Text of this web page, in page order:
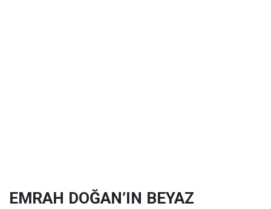
EMRAH DOĞAN’IN BEYAZ